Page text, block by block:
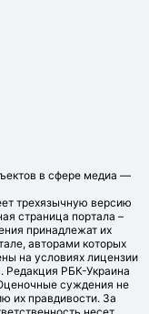
в сфере медиа —
трехязычную версию
страница портала –
принадлежат их
авторами которых
на условиях лицензии
Редакция РБК-Украина
суждения не
их правдивости. За